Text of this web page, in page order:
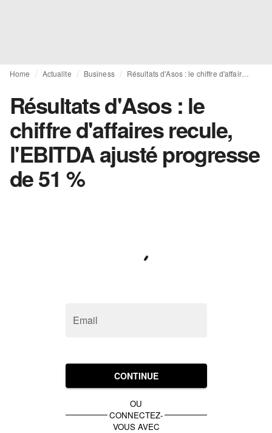
Home Actualite Business Résultats d'Asos : le chiffre d'affaires recule, l'EBITDA ajusté progresse de 51 %
Résultats d'Asos : le
chiffre d'affaires recule,
l'EBITDA ajusté progresse
de 51 %
Email
CONTINUE
OU
CONNECTEZ-
VOUS AVEC